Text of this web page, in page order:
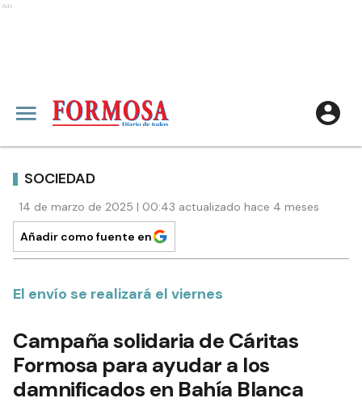
Ads
SOCIEDAD
14 de marzo de 2025 | 00:43 actualizado hace 4 meses
Añadir como fuente en
El envío se realizará el viernes
Campaña solidaria de Cáritas
Formosa para ayudar a los
damnificados en Bahía Blanca